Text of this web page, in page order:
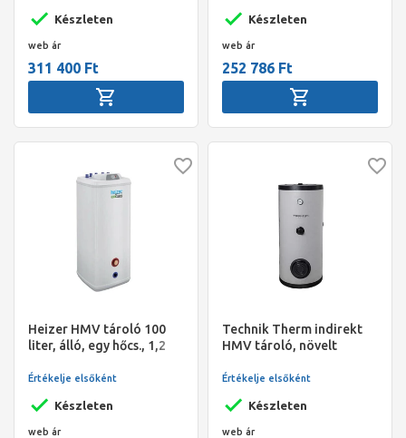
128kgKészleten
web ár
311 400 Ft
Készleten
web ár
252 786 Ft
Heizer HMV tároló 100
liter, álló, egy hőcs., 1,2
O455/455/1050 mm, 57
Készleten
Értékelje elsőként
web ár
Technik Therm indirekt
HMV tároló, növelt
l , névleges térfogat 386 l,
Készleten
Értékelje elsőként
web ár